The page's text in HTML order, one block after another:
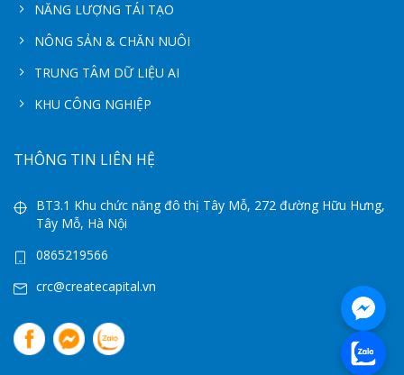
NĂNG LƯỢNG TÁI TẠO
NÔNG SẢN & CHĂN NUÔI
TRUNG TÂM DỮ LIỆU AI
KHU CÔNG NGHIỆP
THÔNG TIN LIÊN HỆ
BT3.1 Khu chức năng đô thị Tây Mỗ, 272 đường Hữu Hưng,
Tây Mỗ, Hà Nội
0865219566
crc@createcapital.vn